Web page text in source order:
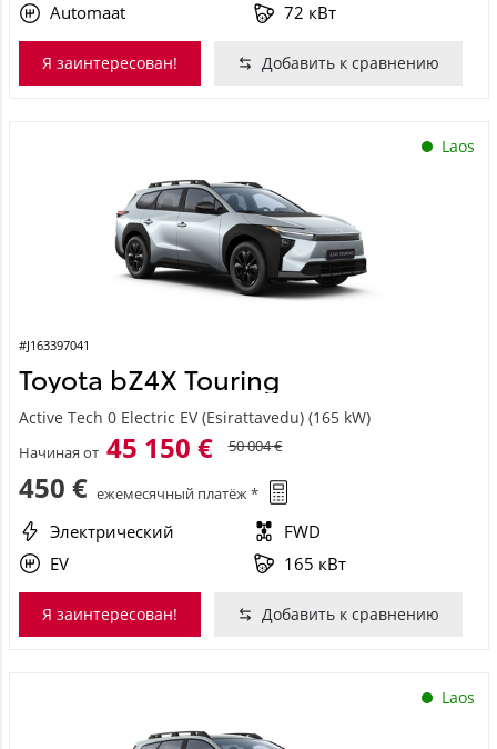
Automaat
72 кВт
Я заинтересован! Добавить к сравнению
Laos
#J163397041
Toyota bZ4X Touring
Active Tech 0 Electric EV (Esirattavedu) (165 kW)
Начиная от 45 150 € 50 004 €
450 € ежемесячный платёж *
Электрический
FWD
EV
165 кВт
Я заинтересован! Добавить к сравнению
Laos